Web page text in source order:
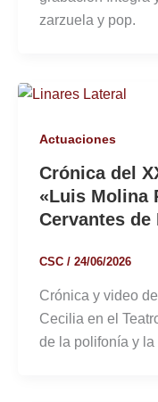
zarzuela y pop.
Actuaciones
Crónica del
«Luis Molina
Cervantes de
CSC / 24/06/2026
Crónica y video
Cecilia en el
de la polifonía y